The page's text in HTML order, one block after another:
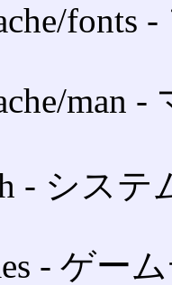
fonts
man
‐ シス
‐ ゲー